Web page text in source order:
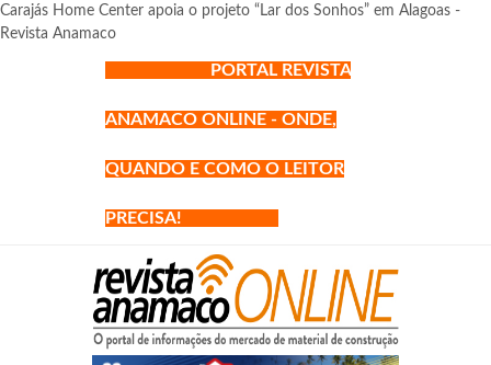
Carajás Home Center apoia o projeto “Lar dos Sonhos” em Alagoas -
Revista Anamaco
PORTAL REVISTA
ANAMACO ONLINE - ONDE,
QUANDO E COMO O LEITOR
PRECISA!